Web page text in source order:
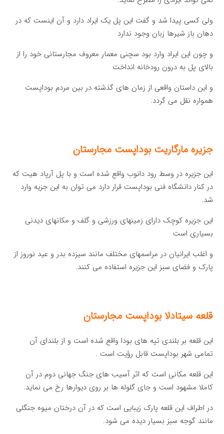
ولی کسی پیدا شد و گفت این پل یک ایراد دارد و آن اینست که در
دهان باز شیرها زبان وجود ندارد
و چون این ایراد وارد بود سچنی معمار معروف مجارستانی خود را از
بالای پل به درون رودخانه انداخت
و این داستان واقعی از زمان های گذشته در بین مردم بوداپست
همواره نقل می گردد.
جزیره مارگاریت بوداپست مجارستان
این جزیره در وسط رود دانوب واقع شده است و با پل آرپاد هیت که
در کنار دانشگاه فنی بوداپست قرار دارد می توان به این جزیه وارد
شد.
این جزیره کوچک دارای زمینهای ورزشی و گلف و مکانهای دیدنی
بسیاری است
و اغلب ایرانیان در مراسمهای مختلف مانند سیزده بدر و عید نوروز از
پارک و فضای سبز این جزیره استفاده می کنند.
قلعه سیتادلا بوداپست مجارستان
این قلعه بر بلندی تپه های بودا واقع شده است و از بلندای آن
تمامی شهر بوداپست قابل رؤیت است .
این قلعه مکانی است که اثر آسیب های جنگ جهانی دوم در آن
کاملا مشهود است و جای گلوله ها بر روی دیوارها رخ می نماید.
در اطراف این قلعه پارک زیبایی است که در آن درختان میوه جنگلی
مانند گوجه سبز بسیار دیده می شود.